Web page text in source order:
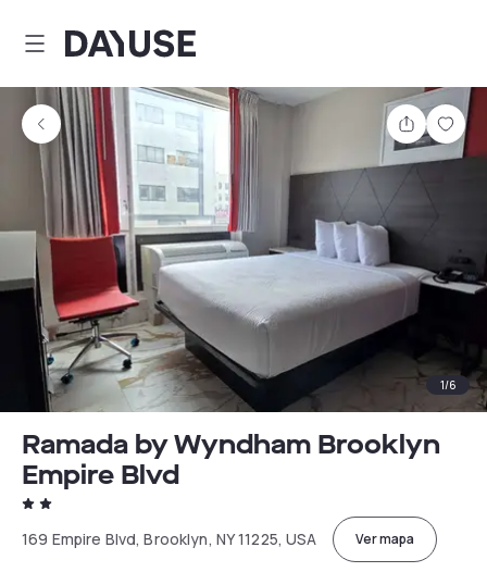
Dayuse
1/6
Ramada by Wyndham Brooklyn
Empire Blvd
169 Empire Blvd, Brooklyn, NY 11225, USA Ver mapa